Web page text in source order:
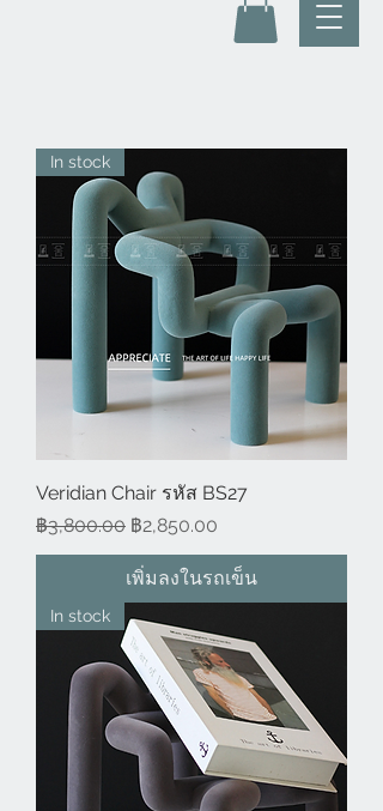
In stock
Veridian Chair รหัส BS27
ราคาปกติ
฿3,800.00 ราคาขายลด
฿2,850.00
เพิ่มลงในรถเข็น
In stock